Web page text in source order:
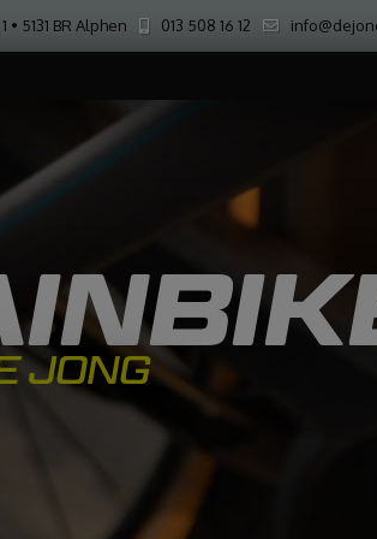
• 5131 BR Alphen 013 508 16 12
JONG